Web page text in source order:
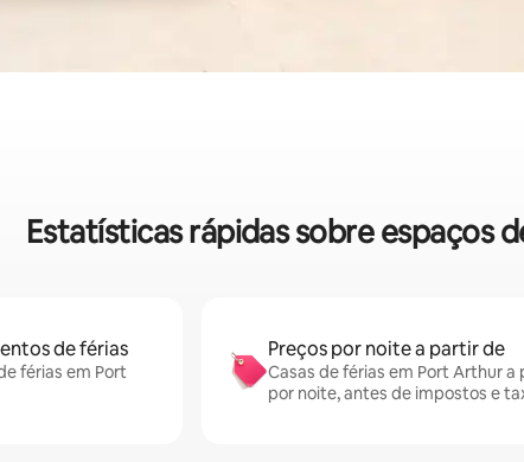
Estatísticas rápidas sobre espaços
de férias
férias em Port
Preços por noite a partir de
Casas de férias em Port Arthur a
por noite, antes de impostos e